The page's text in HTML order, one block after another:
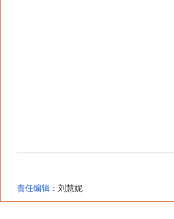
责任编辑： 刘慧妮